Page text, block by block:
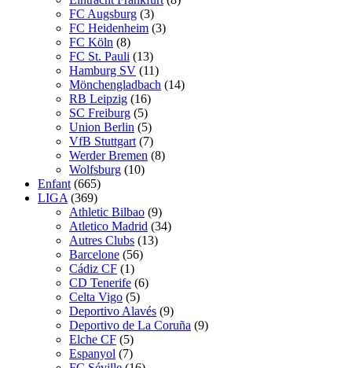
FC Augsburg (3)
FC Heidenheim (3)
FC Köln (8)
FC St. Pauli (13)
Hamburg SV (11)
Mönchengladbach (14)
RB Leipzig (16)
SC Freiburg (5)
Union Berlin (5)
VfB Stuttgart (7)
Werder Bremen (8)
Wolfsburg (10)
Enfant (665)
LIGA (369)
Athletic Bilbao (9)
Atletico Madrid (34)
Autres Clubs (13)
Barcelone (56)
Cádiz CF (1)
CD Tenerife (6)
Celta Vigo (5)
Deportivo Alavés (9)
Deportivo de La Coruña (9)
Elche CF (5)
Espanyol (7)